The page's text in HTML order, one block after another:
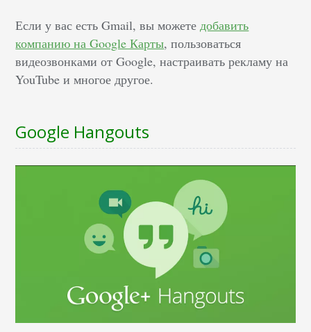
Если у вас есть Gmail, вы можетедобавить
компанию на Google Карты, пользоваться
видеозвонками от Google, настраивать рекламу на
YouTube и многое другое.
Google Hangouts